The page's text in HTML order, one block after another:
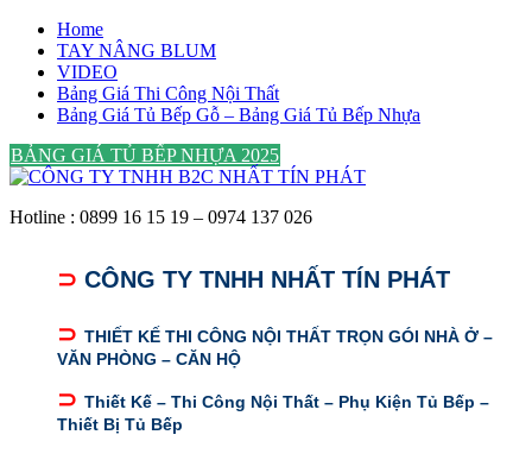
Skip
content
Home
TAY NÂNG BLUM
VIDEO
Bảng Giá Thi Công Nội Thất
Bảng Giá Tủ Bếp Gỗ – Bảng Giá Tủ Bếp Nhựa
BẢNG GIÁ TỦ BẾP NHỰA 2025
Hotline : 0899 16 15 19 – 0974 137 026
⊃ CÔNG TY TNHH NHẤT TÍN PHÁT
⊃ THIẾT KẾ THI CÔNG NỘI THẤT TRỌN GÓI NHÀ Ở –
VĂN PHÒNG – CĂN HỘ
⊃ Thiết Kế – Thi Công Nội Thất – Phụ Kiện Tủ Bếp –
Thiết Bị Tủ Bếp